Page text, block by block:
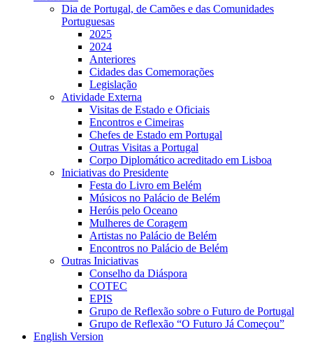
Dia de Portugal, de Camões e das Comunidades
Portuguesas
2025
2024
Anteriores
Cidades das Comemorações
Legislação
Atividade Externa
Visitas de Estado e Oficiais
Encontros e Cimeiras
Chefes de Estado em Portugal
Outras Visitas a Portugal
Corpo Diplomático acreditado em Lisboa
Iniciativas do Presidente
Festa do Livro em Belém
Músicos no Palácio de Belém
Heróis pelo Oceano
Mulheres de Coragem
Artistas no Palácio de Belém
Encontros no Palácio de Belém
Outras Iniciativas
Conselho da Diáspora
COTEC
EPIS
Grupo de Reflexão sobre o Futuro de Portugal
Grupo de Reflexão “O Futuro Já Começou”
English Version